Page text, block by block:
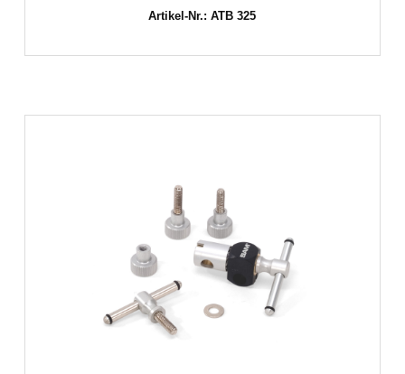
Artikel-Nr.: ATB 325